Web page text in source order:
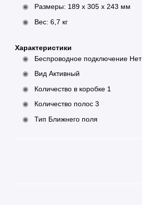
Размеры: 189 x 305 x 243 мм
Вес: 6,7 кг
Характеристики
Беспроводное подключение Нет
Вид Активный
Количество в коробке 1
Количество полос 3
Тип Ближнего поля